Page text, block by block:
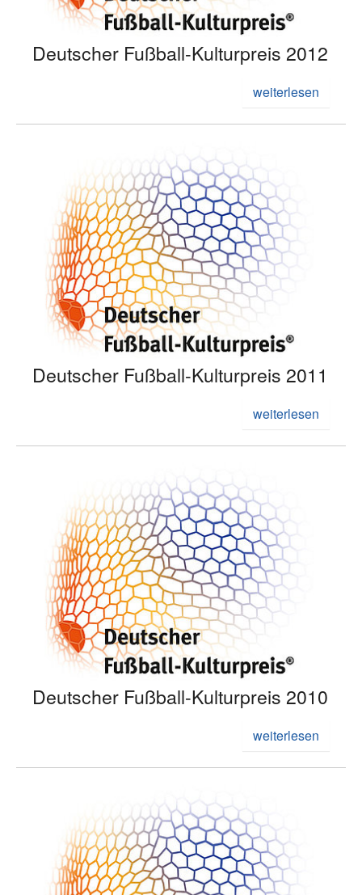
Deutscher Fußball-Kulturpreis 2012
weiterlesen
Deutscher Fußball-Kulturpreis 2011
weiterlesen
Deutscher Fußball-Kulturpreis 2010
weiterlesen